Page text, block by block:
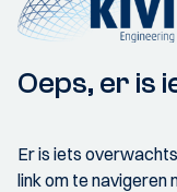
Oeps, er is
Er is iets
link om te navigeren